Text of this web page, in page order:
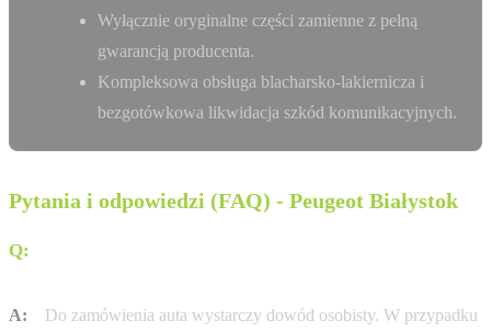
Wyłącznie oryginalne części zamienne z pełną
gwarancją producenta.
Kompleksowa obsługa blacharsko-lakiernicza i
bezgotówkowa likwidacja szkód komunikacyjnych.
Pytania i odpowiedzi (FAQ) - Peugeot Białystok
Q:
A:
Do zamówienia auta wystarczy dowód osobisty. W przypadku